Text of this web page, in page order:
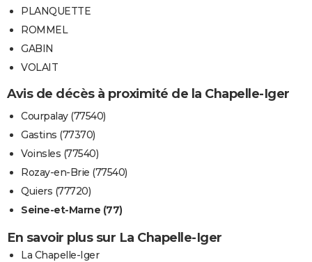
PLANQUETTE
ROMMEL
GABIN
VOLAIT
Avis de décès à proximité de la Chapelle-Iger
Courpalay (77540)
Gastins (77370)
Voinsles (77540)
Rozay-en-Brie (77540)
Quiers (77720)
Seine-et-Marne (77)
En savoir plus sur La Chapelle-Iger
La Chapelle-Iger